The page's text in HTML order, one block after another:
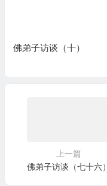
佛弟子访谈（十一）
上一篇
佛弟子访谈（七十六）